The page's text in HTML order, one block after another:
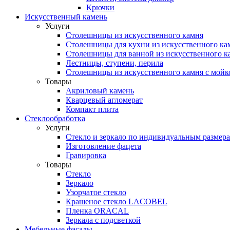
Крючки
Искусственный камень
Услуги
Столешницы из искусственного камня
Столешницы для кухни из искусственного
Столешницы для ванной из искусственного
Лестницы, ступени, перила
Столешницы из искусственного камня с
Товары
Акриловый камень
Кварцевый агломерат
Компакт плита
Стеклообработка
Услуги
Стекло и зеркало по индивидуальным
Изготовление фацета
Гравировка
Товары
Стекло
Зеркало
Узорчатое стекло
Крашеное стекло LACOBEL
Пленка ORACAL
Зеркала с подсветкой